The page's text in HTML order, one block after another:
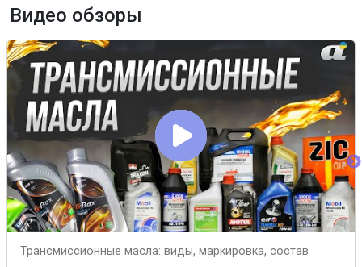
Видео обзоры
Трансмиссионные масла: виды, маркировка, состав